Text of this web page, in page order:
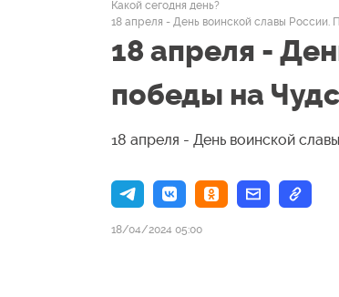
Какой сегодня день?
18 апреля - День воинской славы России.
18 апреля -
победы на
18 апреля - День воинской
18/04/2024 05:00